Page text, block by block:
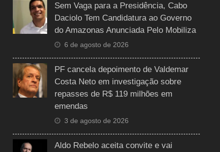
Sem Vaga para a Presidência, Cabo
Daciolo Tem Candidatura ao Governo
do Amazonas Anunciada Pelo Mobiliza
6 de agosto de 2026
PF cancela depoimento de Valdemar
Costa Neto em investigação sobre
repasses de R$ 119 milhões em
emendas
3 de agosto de 2026
Aldo Rebelo aceita convite e vai